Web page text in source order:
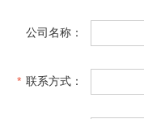
公司名称：
* 联系方式：